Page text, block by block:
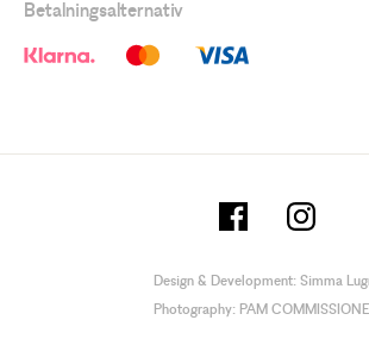
Betalningsalternativ
Design & Development: Simma
Photography: PAM